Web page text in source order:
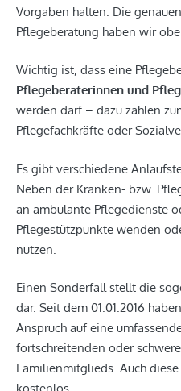
Vorgaben halten. Die
Pflegeberatung haben wir
Wichtig ist, dass eine
Pflegeberaterinnen und
werden darf – dazu zählen
Pflegefachkräfte oder
Es gibt verschiedene
Neben der Kranken- bzw.
an ambulante Pflegedienste
Pflegestützpunkte wenden
nutzen.
Einen Sonderfall stellt die
dar. Seit dem 01.01.2016
Anspruch auf eine
fortschreitenden oder
Familienmitglieds. Auch